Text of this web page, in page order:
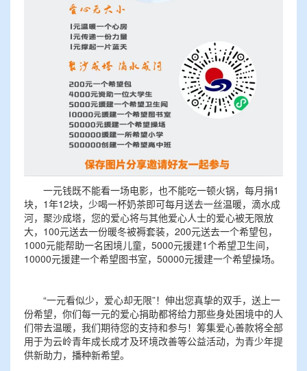
一元钱既不能看一场电影，也不能吃一顿火锅，每月捐1
块，1年12块，少喝一杯奶茶即可每月送去一丝温暖，滴水成
河，聚沙成塔，您的爱心将与其他爱心人士的爱心被无限放
大，100元送去一份暖冬被褥套装，200元送去一个希望包，
1000元能帮助一名困境儿童，5000元援建1个希望卫生间，
10000元援建一个希望图书室，50000元援建一个希望操场。
“一元看似少，爱心却无限”！伸出您真挚的双手，送上一
份希望，你们每一元的爱心捐助都将给力那些身处困境中的人
们带去温暖，我们期待您的支持和参与！筹集爱心善款将全部
用于为云岭青年成长成才及环境改善等公益活动，为青少年提
供新助力，播种新希望。